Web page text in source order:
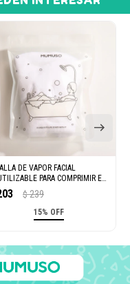
DE VAPOR FACIAL
PARA COMPRIMIR EN
$ 239
15% OFF